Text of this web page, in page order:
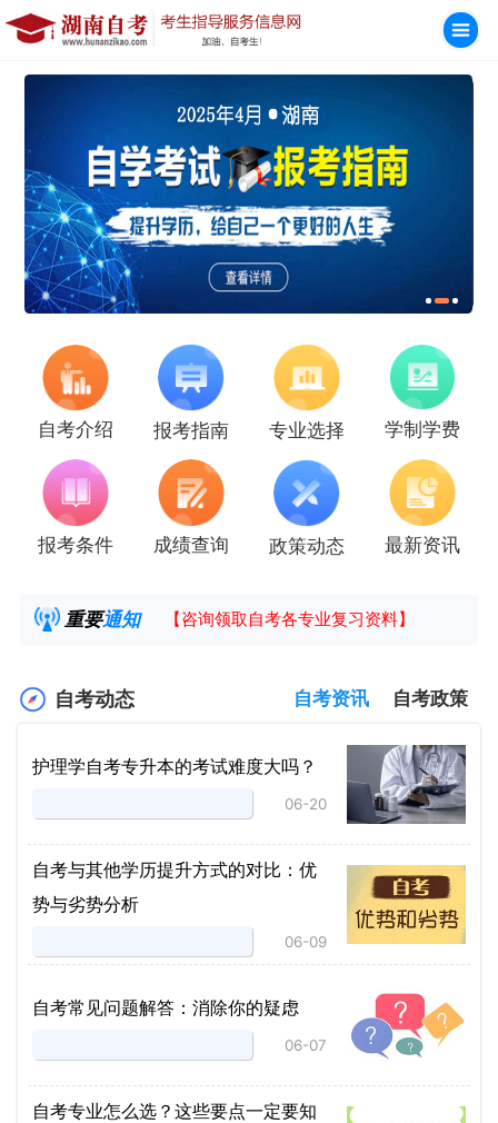
自考介绍 报考指南 专业选择 学制学费
报考条件 成绩查询 政策动态 最新资讯
重要通知
2025年4月湖南自考课程安排及教材目录已
【咨询领取自考各专业复习资料】
自考动态 自考资讯 自考政策
护理学自考专升本的考试难度大吗？
06-20
自考与其他学历提升方式的对比：优
势与劣势分析
06-09
自考常见问题解答：消除你的疑虑
06-07
自考专业怎么选？这些要点一定要知